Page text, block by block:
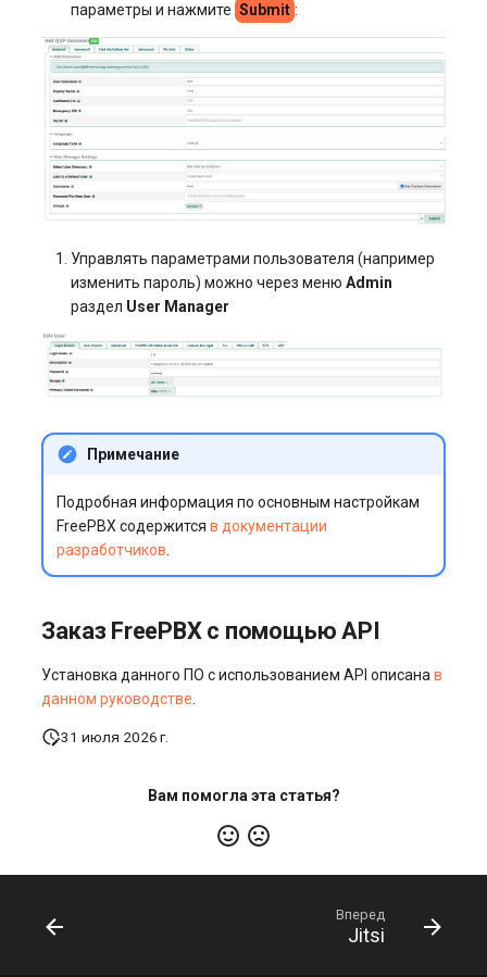
параметры и нажмите Submit :
Управлять параметрами пользователя (например
изменить пароль) можно через меню Admin
раздел User Manager
Примечание
Подробная информация по основным настройкам
FreePBX содержится в документации
разработчиков.
Заказ FreePBX с помощью API
Установка данного ПО с использованием API описанав
данном руководстве
31 июля 2026 г.
Вам помогла эта статья?
Вперед
Jitsi